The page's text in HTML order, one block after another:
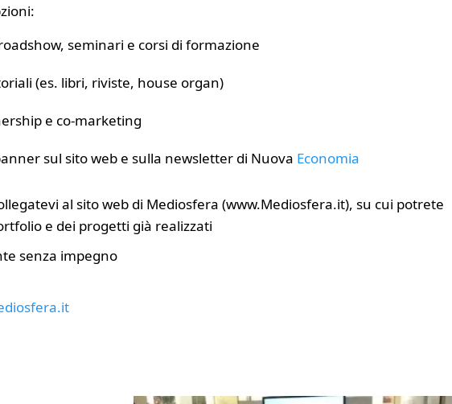
seminari e corsi di formazione
(es. libri, riviste, house organ)
e co-marketing
sul sito web e sulla newsletter di Nuova Economia
al sito web di Mediosfera (www.Mediosfera.it), su cui potrete
e dei progetti già realizzati
senza impegno
Andrea Fiorini